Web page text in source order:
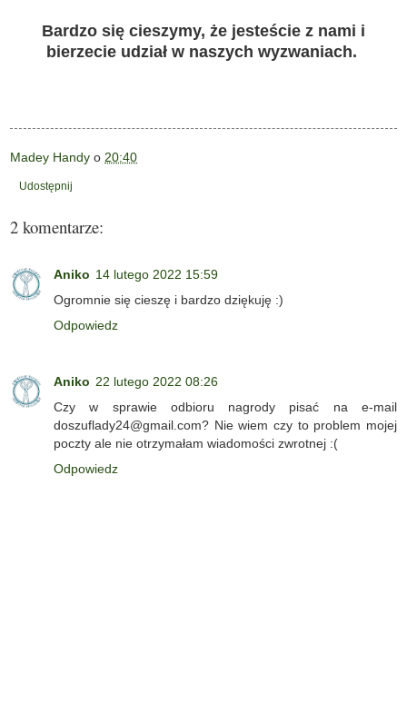
Bardzo się cieszymy, że jesteście z nami i
bierzecie udział w naszych wyzwaniach.
Madey Handy o 20:40
Udostępnij
2 komentarze:
Aniko 14 lutego 2022 15:59
Ogromnie się cieszę i bardzo dziękuję :)
Odpowiedz
Aniko 22 lutego 2022 08:26
Czy w sprawie odbioru nagrody pisać na e-mail
doszuflady24@gmail.com? Nie wiem czy to problem mojej
poczty ale nie otrzymałam wiadomości zwrotnej :(
Odpowiedz